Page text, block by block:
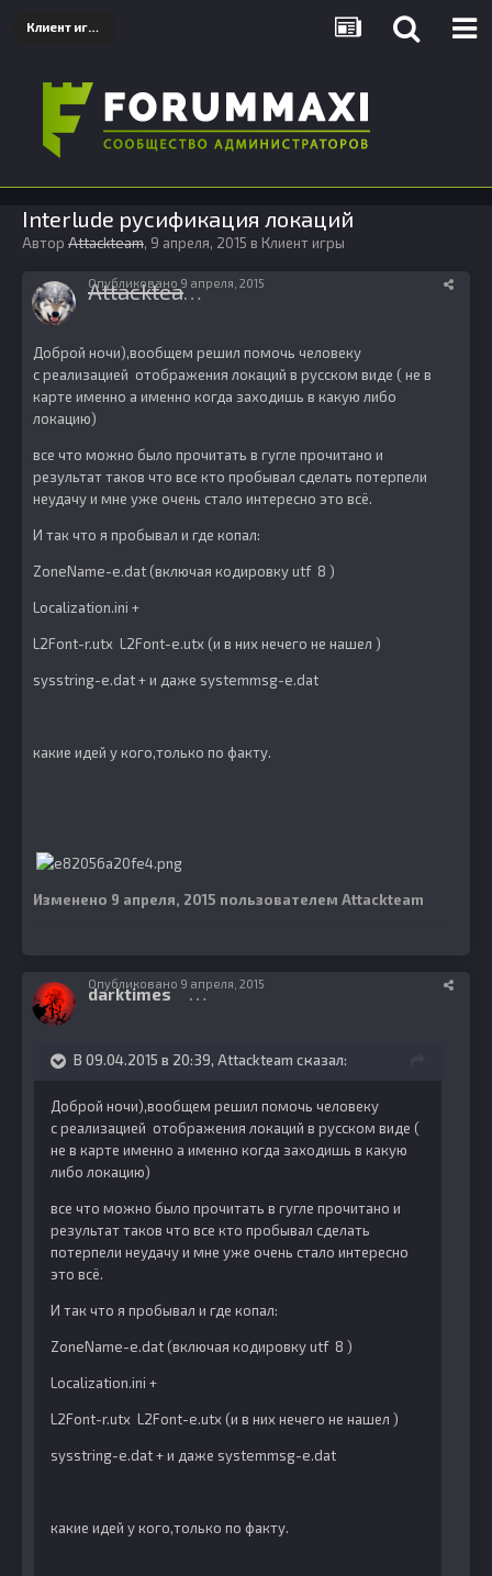
Клиент игры
Interlude русификация локаций
Автор Attackteam, 9 апреля, 2015 в Клиент игры
Attackteam 9
Опубликовано 9 апреля, 2015
Доброй ночи),вообщем решил помочь человеку
с реализацией отображения локаций в русском виде ( не в
карте именно а именно когда заходишь в какую либо
локацию)
все что можно было прочитать в гугле прочитано и
результат таков что все кто пробывал сделать потерпели
неудачу и мне уже очень стало интересно это всё.
И так что я пробывал и где копал:
ZoneName-e.dat (включая кодировку utf 8 )
Localization.ini +
L2Font-r.utx L2Font-e.utx (и в них нечего не нашел )
sysstring-e.dat + и даже systemmsg-e.dat
какие идей у кого,только по факту.
Изменено 9 апреля, 2015 пользователем Attackteam
darktimes 145
Опубликовано 9 апреля, 2015
В 09.04.2015 в 20:39, Attackteam сказал:
Доброй ночи),вообщем решил помочь человеку
с реализацией отображения локаций в русском виде (
не в карте именно а именно когда заходишь в какую
либо локацию)
все что можно было прочитать в гугле прочитано и
результат таков что все кто пробывал сделать
потерпели неудачу и мне уже очень стало интересно
это всё.
И так что я пробывал и где копал:
ZoneName-e.dat (включая кодировку utf 8 )
Localization.ini +
L2Font-r.utx L2Font-e.utx (и в них нечего не нашел )
sysstring-e.dat + и даже systemmsg-e.dat
какие идей у кого,только по факту.